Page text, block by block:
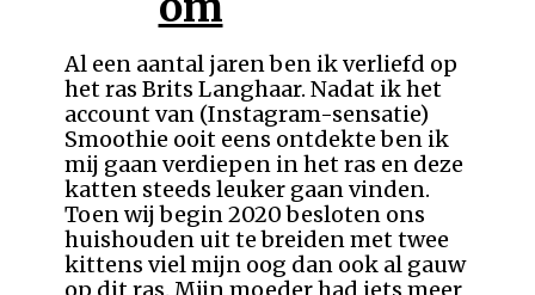
Al een aantal jaren ben ik verliefd op
het ras Brits Langhaar. Nadat ik het
account van (Instagram-sensatie)
Smoothie ooit eens ontdekte ben ik
mij gaan verdiepen in het ras en deze
katten steeds leuker gaan vinden.
Toen wij begin 2020 besloten ons
huishouden uit te breiden met twee
kittens viel mijn oog dan ook al gauw